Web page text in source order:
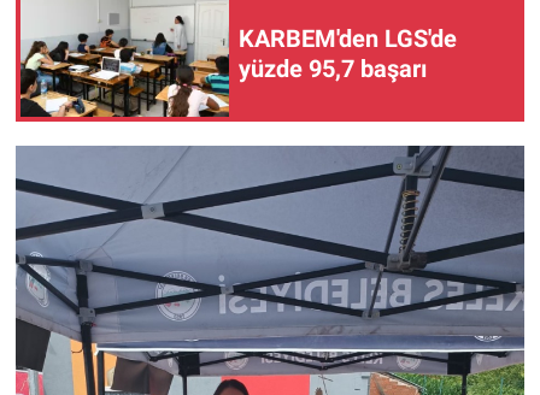
KARBEM'den LGS'de
yüzde 95,7 başarı